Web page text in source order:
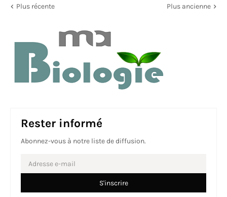
Plus récente Plus ancienne
Rester informé
Abonnez-vous à notre liste de diffusion.